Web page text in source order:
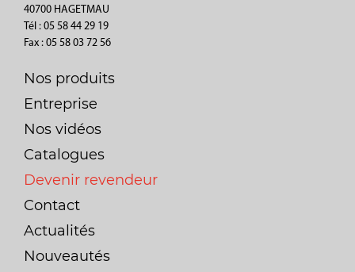
40700 HAGETMAU
Tél : 05 58 44 29 19
Fax : 05 58 03 72 56
Nos produits
Entreprise
Nos vidéos
Catalogues
Devenir revendeur
Contact
Actualités
Nouveautés